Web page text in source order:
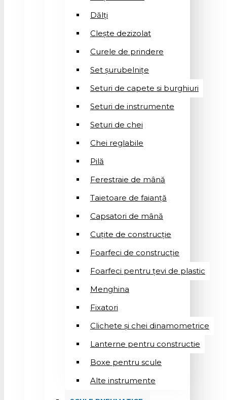
Dălți
Clește dezizolat
Curele de prindere
Set șurubelnițe
Seturi de capete si burghiuri
Seturi de instrumente
Seturi de chei
Chei reglabile
Pilă
Ferestraie de mână
Taietoare de faianță
Capsatori de mână
Cuțite de construcție
Foarfeci de construcție
Foarfeci pentru țevi de plastic
Menghina
Fixatori
Clichete și chei dinamometrice
Lanterne pentru constructie
Boxe pentru scule
Alte instrumente